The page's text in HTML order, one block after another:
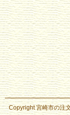
Copyright宮崎市の注